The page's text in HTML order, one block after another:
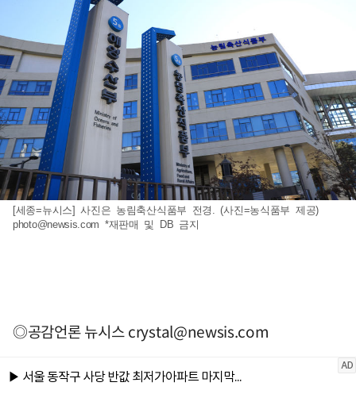
[세종=뉴시스] 사진은 농림축산식품부 전경. (사진=농식품부 제공)
photo@newsis.com *재판매 및 DB 금지
◎공감언론 뉴시스crystal@newsis.com